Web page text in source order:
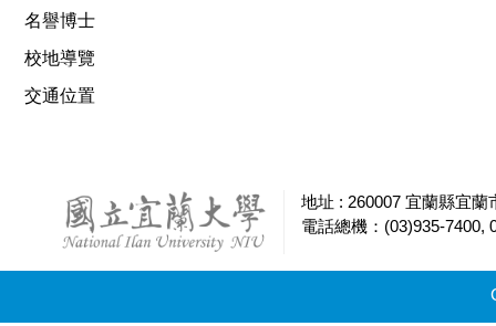
名譽博士
校地導覽
交通位置
地址 : 260007 宜蘭縣宜蘭
電話總機：(03)935-7400,